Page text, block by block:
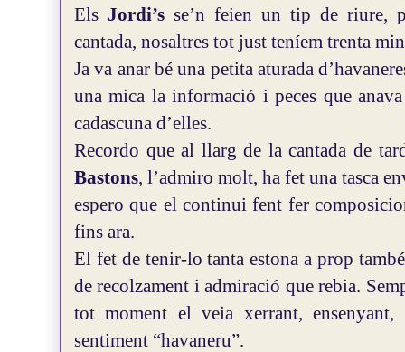
Els Jordi’s se’n feien un tip de riure,
cantada, nosaltres tot just teníem trenta
Ja va anar bé una petita aturada
una mica la informació i peces que
cadascuna d’elles.
Recordo que al llarg de la cantada de
Bastons, l’admiro molt, ha fet una tasca
espero que el continui fent fer
fins ara.
El fet de tenir-lo tanta estona a prop
de recolzament i admiració que rebia.
tot moment el veia xerrant,
sentiment “havaneru”.